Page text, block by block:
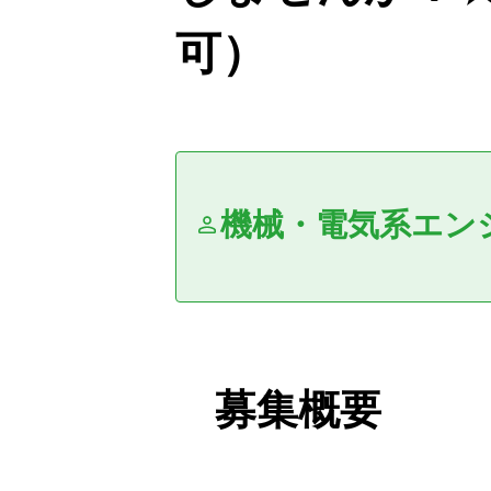
可）
機械・電気系エン
募集概要